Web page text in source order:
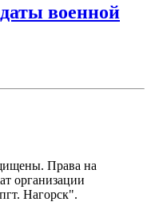
военной
Права на
организации
Нагорск".